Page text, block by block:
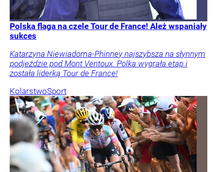
Polska flaga na czele Tour de France! Ależ wspaniały
sukces
Katarzyna Niewiadoma-Phinney najszybsza na słynnym
podjeździe pod Mont Ventoux. Polka wygrała etap i
została liderką Tour de France!
KolarstwoSport